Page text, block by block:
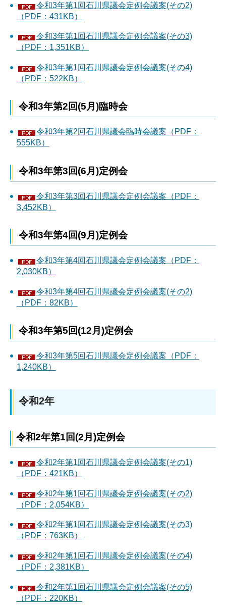
令和3年第1回石川県議会定例会議案(その2)
（PDF：431KB）
令和3年第1回石川県議会定例会議案(その3)
（PDF：1,351KB）
令和3年第1回石川県議会定例会議案(その4)
（PDF：522KB）
令和3年第2回(5月)臨時会
令和3年第2回石川県議会臨時会議案（PDF：
555KB）
令和3年第3回(6月)定例会
令和3年第3回石川県議会定例会議案（PDF：
3,452KB）
令和3年第4回(9月)定例会
令和3年第4回石川県議会定例会議案（PDF：
2,030KB）
令和3年第4回石川県議会定例会議案(その2)
（PDF：82KB）
令和3年第5回(12月)定例会
令和3年第5回石川県議会定例会議案（PDF：
1,240KB）
令和2年
令和2年第1回(2月)定例会
令和2年第1回石川県議会定例会議案(その1)
（PDF：421KB）
令和2年第1回石川県議会定例会議案(その2)
（PDF：2,054KB）
令和2年第1回石川県議会定例会議案(その3)
（PDF：763KB）
令和2年第1回石川県議会定例会議案(その4)
（PDF：2,381KB）
令和2年第1回石川県議会定例会議案(その5)
（PDF：220KB）